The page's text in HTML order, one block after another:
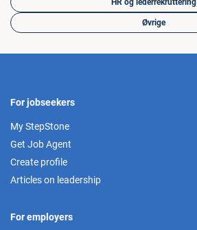
HR og lederrekruttering
Øvrige
For jobseekers
My StepStone
Get Job Agent
Create profile
Articles on leadership
For employers